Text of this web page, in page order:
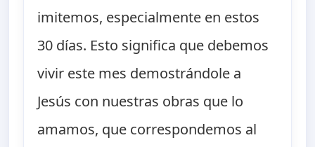
imitemos, especialmente en estos
30 días. Esto significa que debemos
vivir este mes demostrándole a
Jesús con nuestras obras que lo
amamos, que correspondemos al